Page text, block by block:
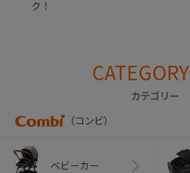
ク！
CATEGORY
カテゴリー
（コンビ）
ベビーカー